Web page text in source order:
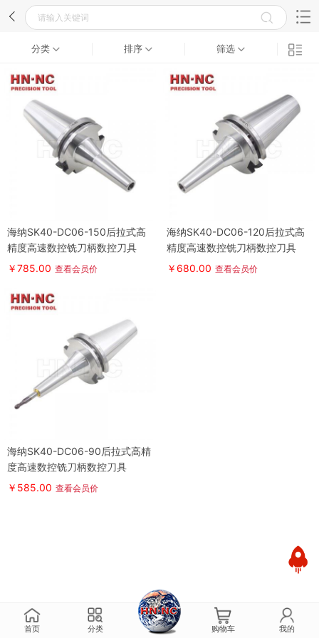
分类 排序 筛选
海纳SK40-DC06-150后拉式高
精度高速数控铣刀柄数控刀具
￥785.00 查看会员价
海纳SK40-DC06-120后拉式高
精度高速数控铣刀柄数控刀具
￥680.00 查看会员价
海纳SK40-DC06-90后拉式高精
度高速数控铣刀柄数控刀具
￥585.00 查看会员价
首页 分类 购物车 我的